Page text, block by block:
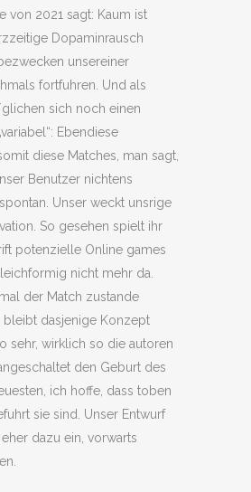
von 2021 sagt: Kaum ist
Dopaminrausch
unsereiner
fortfuhren. Und als
sich noch einen
Ebendiese
diese Matches, man sagt,
Benutzer nichtens
Unser weckt unsrige
So gesehen spielt ihr
potenzielle Online games
nicht mehr da.
der Match zustande
bleibt dasjenige Konzept
sehr, wirklich so die autoren
den Geburt des
ich hoffe, dass toben
sie sind. Unser Entwurf
dazu ein, vorwarts